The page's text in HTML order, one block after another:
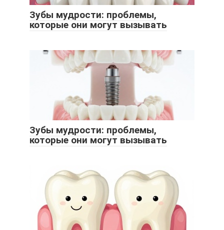
Зубы мудрости: проблемы,
которые они могут вызывать
Зубы мудрости: проблемы,
которые они могут вызывать